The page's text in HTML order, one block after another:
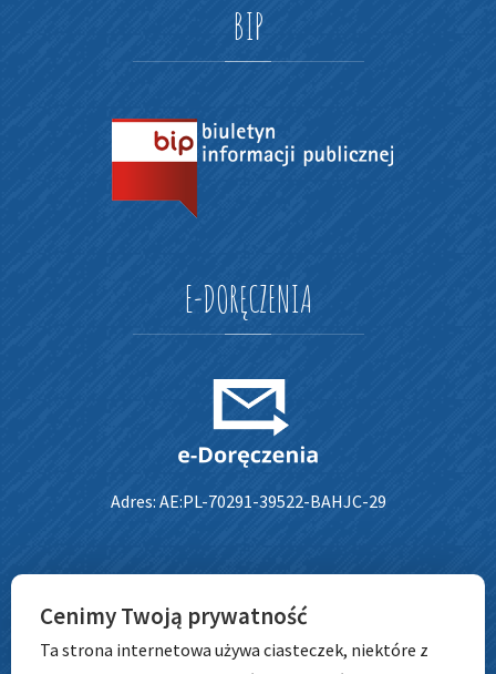
BIP
E-DORĘCZENIA
Adres: AE:PL-70291-39522-BAHJC-29
Cenimy Twoją prywatność
Ta strona internetowa używa ciasteczek, niektóre z